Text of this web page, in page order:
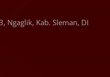
Ngaglik, Kab. Sleman, DI